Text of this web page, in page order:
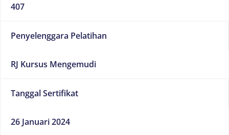
407
Penyelenggara Pelatihan
RJ Kursus Mengemudi
Tanggal Sertifikat
26 Januari 2024